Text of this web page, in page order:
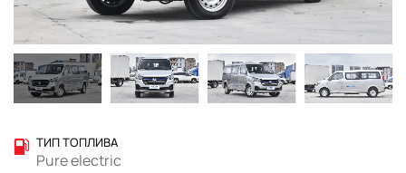
ТИП ТОПЛИВА
Pure electric